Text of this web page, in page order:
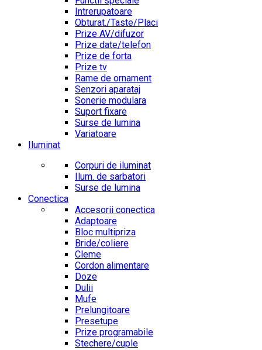
Intrerupatoare
Obturat./Taste/Placi
Prize AV/difuzor
Prize date/telefon
Prize de forta
Prize tv
Rame de ornament
Senzori aparataj
Sonerie modulara
Suport fixare
Surse de lumina
Variatoare
Iluminat
Corpuri de iluminat
Ilum. de sarbatori
Surse de lumina
Conectica
Accesorii conectica
Adaptoare
Bloc multipriza
Bride/coliere
Cleme
Cordon alimentare
Doze
Dulii
Mufe
Prelungitoare
Presetupe
Prize programabile
Stechere/cuple